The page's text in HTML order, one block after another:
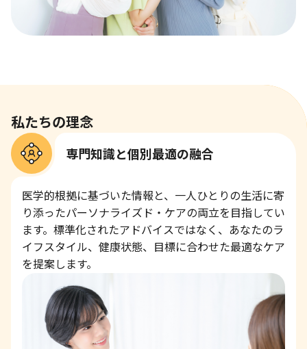
私たちの理念
専門知識と個別最適の融合
医学的根拠に基づいた情報と、一人ひとりの生活に寄
り添ったパーソナライズド・ケアの両立を目指してい
ます。標準化されたアドバイスではなく、あなたのラ
イフスタイル、健康状態、目標に合わせた最適なケア
を提案します。